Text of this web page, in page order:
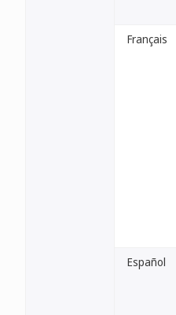
Français
Español